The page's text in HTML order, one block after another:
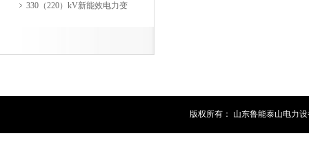
330（220）kV新能效电力变
版权所有： 山东鲁能泰山电力